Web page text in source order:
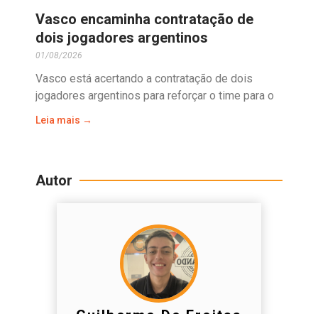
Vasco encaminha contratação de
dois jogadores argentinos
01/08/2026
Vasco está acertando a contratação de dois
jogadores argentinos para reforçar o time para o
Leia mais →
Autor